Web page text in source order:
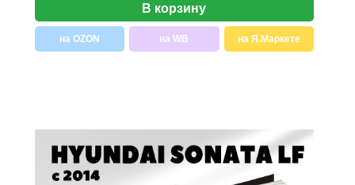
В корзину
на OZON на WB на Я.Маркете